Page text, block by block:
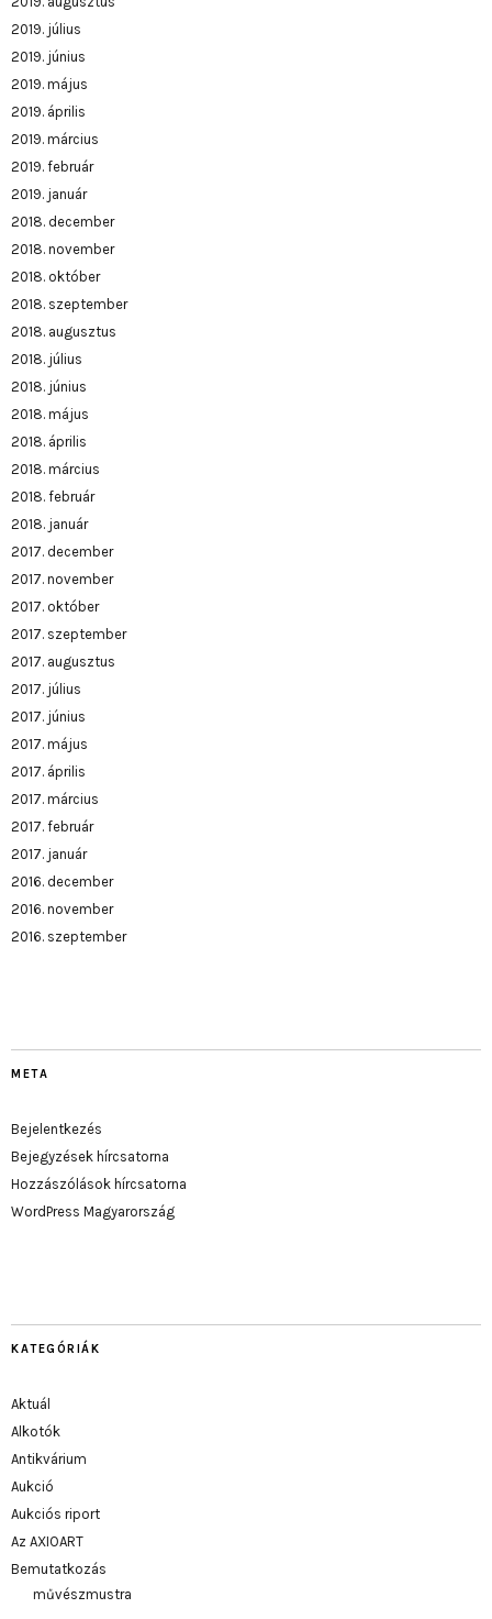
2019. július
2019. június
2019. május
2019. április
2019. március
2019. február
2019. január
2018. december
2018. november
2018. október
2018. szeptember
2018. augusztus
2018. július
2018. június
2018. május
2018. április
2018. március
2018. február
2018. január
2017. december
2017. november
2017. október
2017. szeptember
2017. augusztus
2017. július
2017. június
2017. május
2017. április
2017. március
2017. február
2017. január
2016. december
2016. november
2016. szeptember
META
Bejelentkezés
Bejegyzések hírcsatorna
Hozzászólások hírcsatorna
WordPress Magyarország
KATEGÓRIÁK
Aktuál
Alkotók
Antikvárium
Aukció
Aukciós riport
Az AXIOART
Bemutatkozás
művészmustra